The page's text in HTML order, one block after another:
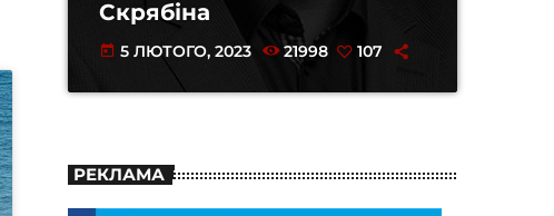
Скрябіна
today 5 ЛЮТОГО, 2023 21998 107
РЕКЛАМА